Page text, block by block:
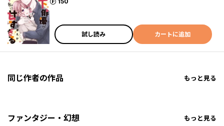
試し読み カートに追加
同じ作者の作品 もっと見る
ファンタジー・幻想 もっと見る